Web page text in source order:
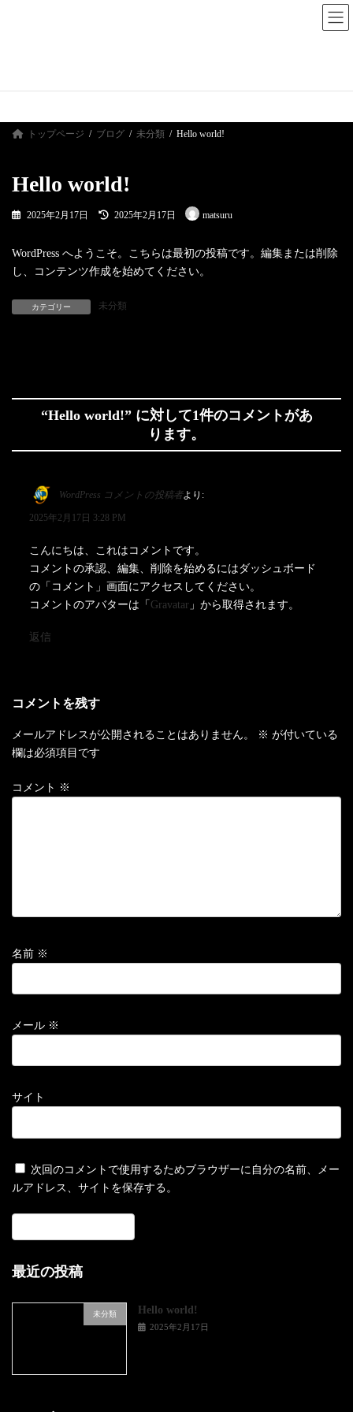
ス
ッ
ン
移
トップページ ブログ 未分類 Hello world!
Hello world!
2025年2月17日
最
新
日
時
2025年2月17日 matsuru
WordPress へようこそ。こちらは最初の投稿です。編集または削除
し、コンテンツ作成を始めてください。
カテゴリー 未分類
“Hello world!” に対して1件のコメントがあ
ります。
WordPress コメントの投稿者より:
2025年2月17日 3:28 PM
こんにちは、これはコメントです。
コメントの承認、編集、削除を始めるにはダッシュボード
の「コメント」画面にアクセスしてください。
コメントのアバターは「 Gravatar 」から取得されます。
返信
コメントを残す
メールアドレスが公開されることはありません。 ※ が付いている
欄は必須項目です
コメント ※
名前 ※
メール ※
サイト
次回のコメントで使用するためブラウザーに自分の名前、メー
ルアドレス、サイトを保存する。
最近の投稿
未分類 Hello world!
2025年2月17日